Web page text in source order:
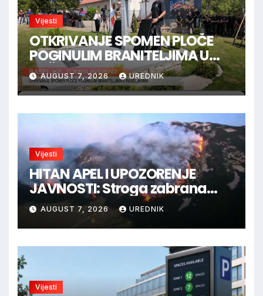
Vijesti
OTKRIVANJE SPOMEN PLOČE
POGINULIM BRANITELJIMA U
RAŠELJKAMA
AUGUST 7, 2026 UREDNIK
Vijesti
HITAN APEL I UPOZORENJE
JAVNOSTI: Stroga zabrana
loženja vatre u Parku prirode
Blidinje!
AUGUST 7, 2026 UREDNIK
Vijesti